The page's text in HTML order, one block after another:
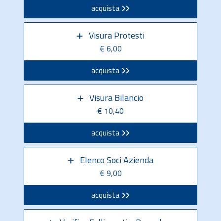
acquista
Visura Protesti
€ 6,00
acquista
Visura Bilancio
€ 10,40
acquista
Elenco Soci Azienda
€ 9,00
acquista